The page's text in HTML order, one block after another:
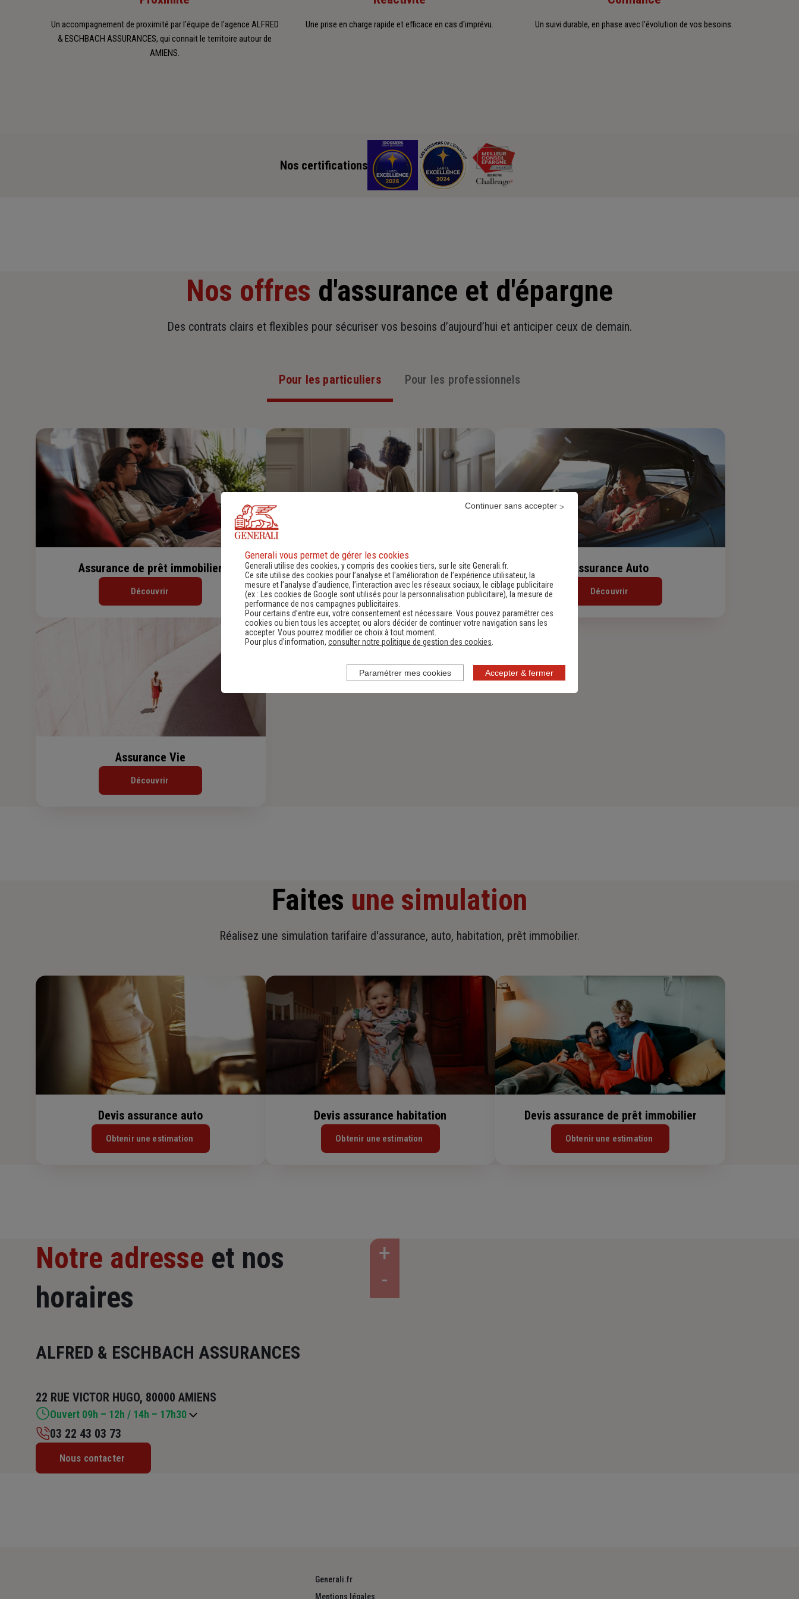
Un accompagnement de proximité par l'équipe de l'agence ALFRED
& ESCHBACH ASSURANCES, qui connait le territoire autour de
AMIENS.
Une prise en charge rapide et efficace en cas d'imprévu. Un suivi durable, en phase avec l'évolution de vos besoins.
Nos certifications
Nos offres d'assurance et d'épargne
Des contrats clairs et flexibles pour sécuriser vos besoins d’aujourd’hui et anticiper ceux de demain.
Pour les particuliers Pour les professionnels
Assurance de prêt immobilier
Découvrir
Assurance Habitation
Découvrir
Assurance Auto
Découvrir
Assurance Vie
Découvrir
Faites une simulation
Réalisez une simulation tarifaire d'assurance, auto, habitation, prêt immobilier.
Devis assurance auto
Obtenir une estimation
Devis assurance habitation
Obtenir une estimation
Devis assurance de prêt immobilier
Obtenir une estimation
Notre adresse et nos
horaires
ALFRED & ESCHBACH ASSURANCES
22 RUE VICTOR HUGO, 80000 AMIENS
Ouvert 09h – 12h / 14h – 17h30
Mardi : 09h – 12h / 14h – 18h
03 22 43 03 73
Nous contacter
Generali.fr
Mentions légales
Generali vous permet de gérer les cookies
Generali utilise des cookies, y compris des cookies tiers, sur le site Generali.fr.
Ce site utilise des cookies pour l’analyse et l'amélioration de l’expérience utilisateur, la
mesure et l’analyse d’audience, l’interaction avec les réseaux sociaux, le ciblage publicitaire
(ex :
Les cookies de Google sont utilisés pour la personnalisation publicitaire), la mesure de
performance de nos campagnes publicitaires.
Pour certains d’entre eux, votre consentement est nécessaire. Vous pouvez paramétrer ces
cookies ou bien tous les accepter, ou alors décider de continuer votre navigation sans les
accepter. Vous pourrez modifier ce choix à tout moment.
Pour plus d’information, consulter notre politique de gestion des cookies
Accepter & fermer
Continuer sans accepter
Paramétrer mes cookies